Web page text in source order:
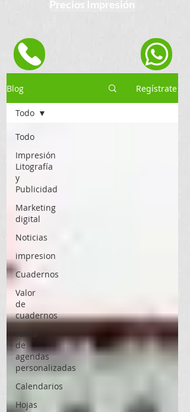
Precios Impresión
Blog Regístrate
Todo
Impresión
Litografía
y
Publicidad
Marketing
digital
Noticias
impresion
Cuadernos
Valor
de
cuadernos
de
agendas
personalizadas
Calendarios
Hojas
Todo